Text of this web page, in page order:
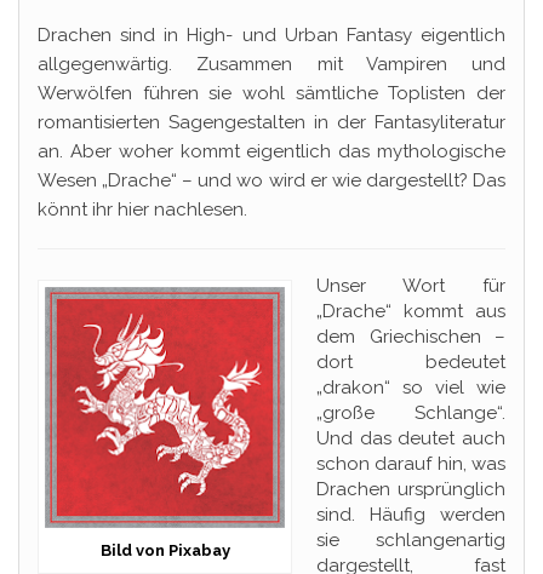
Drachen sind in High- und Urban Fantasy eigentlich
allgegenwärtig. Zusammen mit Vampiren und
Werwölfen führen sie wohl sämtliche Toplisten der
romantisierten Sagengestalten in der Fantasyliteratur
an. Aber woher kommt eigentlich das mythologische
Wesen „Drache“ – und wo wird er wie dargestellt? Das
könnt ihr hier nachlesen.
Bild von Pixabay
Unser Wort für
„Drache“ kommt aus
dem Griechischen –
dort bedeutet
„drakon“ so viel wie
„große Schlange“.
Und das deutet auch
schon darauf hin, was
Drachen ursprünglich
sind. Häufig werden
sie schlangenartig
dargestellt, fast